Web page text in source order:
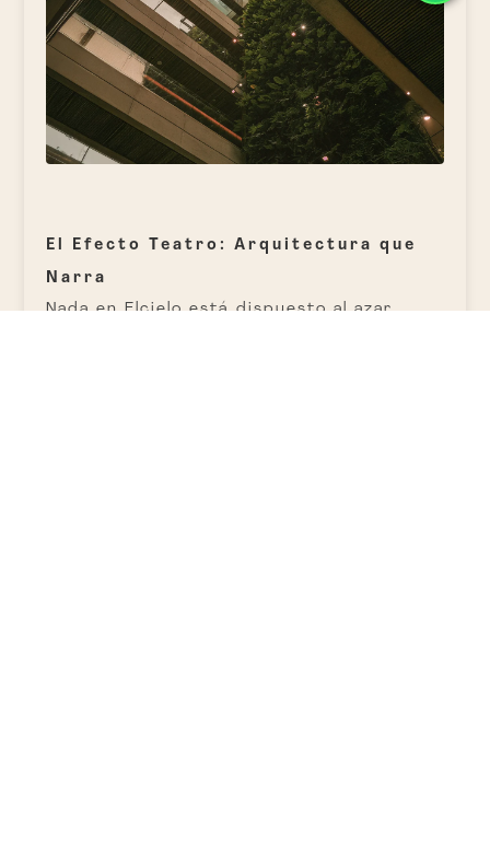
El Efecto Teatro: Arquitectura que
Narra
Nada en Elcielo está dispuesto al azar.